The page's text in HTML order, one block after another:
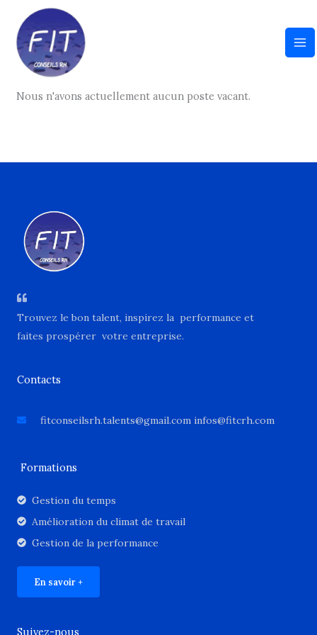
contenu
Entreprise :Sunrise Airways
Nous n'avons actuellement aucun poste vacant.
Trouvez le bon talent, inspirez la performance et
faites prospérer votre entreprise.
Contacts
fitconseilsrh.talents@gmail.com infos@fitcrh.com
Formations
Gestion du temps
Amélioration du climat de travail
Gestion de la performance
En savoir +
Suivez-nous